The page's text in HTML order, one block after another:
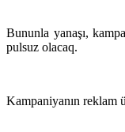
Bununla yanaşı,
pulsuz olacaq.
Kampaniyanın reklam